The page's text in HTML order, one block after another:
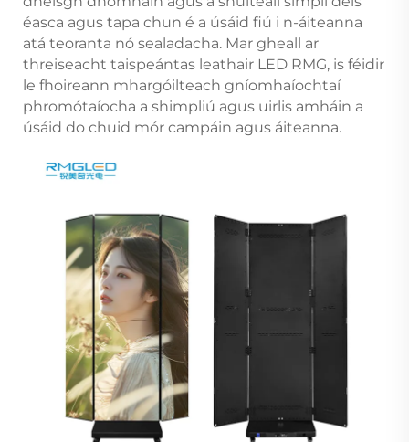
éasca agus tapa chun é a úsáid fiú i n-áiteanna
atá teoranta nó sealadacha. Mar gheall ar
threiseacht taispeántas leathair LED RMG, is féidir
le fhoireann mhargóilteach gníomhaíochtaí
phromótaíocha a shimpliú agus uirlis amháin a
úsáid do chuid mór campáin agus áiteanna.